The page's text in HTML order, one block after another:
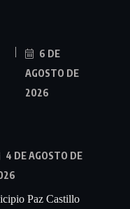
6 DE
AGOSTO DE
2026
4 DE AGOSTO DE
Paz Castillo